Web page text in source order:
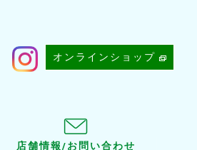
オンラインショップ
店舗情報/お問い合わせ